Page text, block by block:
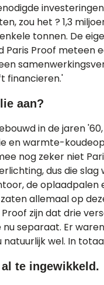
zou het ? 1,3
tonnen. De
Paris Proof meteen
financieren.'
aan?
in de jaren
en warmte-
nog zeker niet
dus die slag
de oplaadpalen
allemaal op
zijn dat drie
separaat. Er
natuurlijk wel. In
te ingewikkeld.